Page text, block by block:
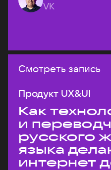
VK
Смотреть запись
Продукт UX&UI
Как
и
русского
языка
интернет